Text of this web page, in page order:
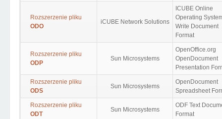
Rozszerzenie pliku
ODO
iCUBE Network Solutions
ICUBE Online
Operating
Write Document
Format
Rozszerzenie pliku
ODP
Sun Microsystems
OpenOffice.org
OpenDocument
Presentation
Rozszerzenie pliku
ODS
Sun Microsystems
OpenDocument
Spreadsheet
Rozszerzenie pliku
ODT
Sun Microsystems
ODF Text
Format